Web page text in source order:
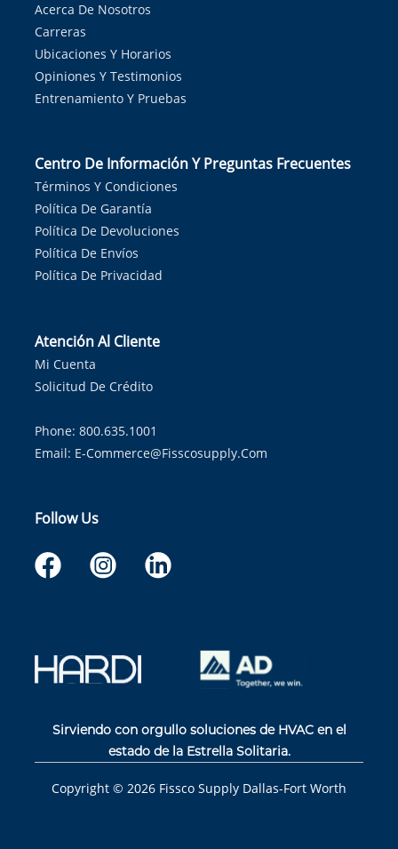
Acerca De Nosotros
Carreras
Ubicaciones Y Horarios
Opiniones Y Testimonios
Entrenamiento Y Pruebas
Centro De Información Y Preguntas Frecuentes
Términos Y Condiciones
Política De Garantía
Política De Devoluciones
Política De Envíos
Política De Privacidad
Atención Al Cliente
Mi Cuenta
Solicitud De Crédito
Phone: 800.635.1001
Email: E-Commerce@fisscosupply.com
Follow Us
Sirviendo con orgullo soluciones de HVAC en el
estado de la Estrella Solitaria.
Copyright © 2026 Fissco Supply Dallas-Fort Worth